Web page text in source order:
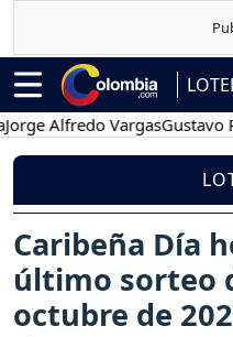
Alfredo VargasGustavo Petro
Caribeña Día
último sorteo
octubre de